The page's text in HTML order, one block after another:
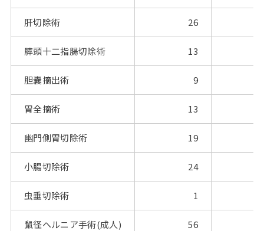
肝切除術 26
膵頭十二指腸切除術 13
胆嚢摘出術 9
胃全摘術 13
幽門側胃切除術 19
小腸切除術 24
虫垂切除術 1
鼠径ヘルニア手術(成人) 56